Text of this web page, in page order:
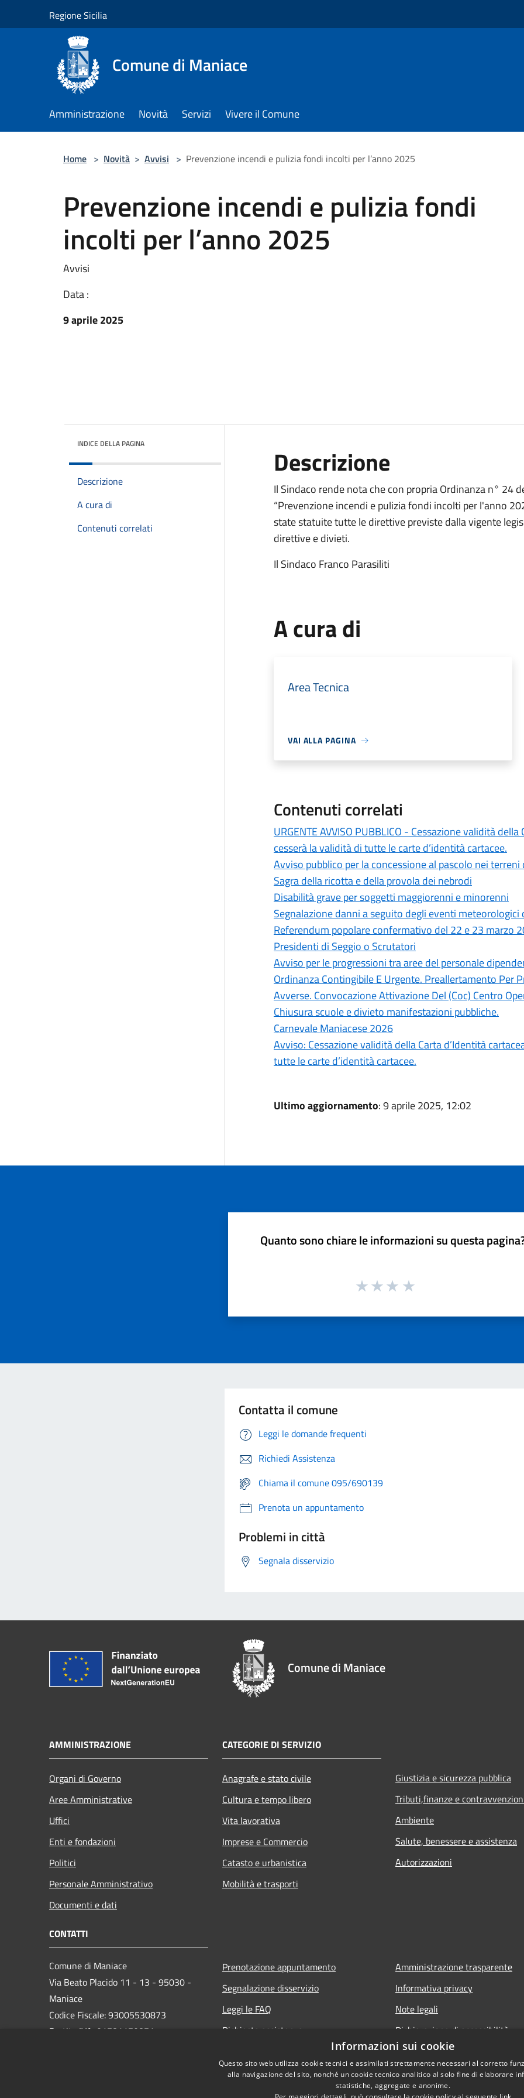
Regione Sicilia
Comune di Maniace
Amministrazione Novità Servizi Vivere il Comune
Home > Novità > Avvisi > Prevenzione incendi e pulizia fondi incolti per l’anno 2025
Prevenzione incendi e pulizia fondi
incolti per l’anno 2025
Avvisi
Data :
9 aprile 2025
INDICE DELLA PAGINA
Descrizione
A cura di
Contenuti correlati
Descrizione
Il Sindaco rende nota che con propria Ordinanza n° 24
“Prevenzione incendi e pulizia fondi incolti per l'anno
state statuite tutte le direttive previste dalla vigente
direttive e divieti.
Il Sindaco Franco Parasiliti
A cura di
Area Tecnica
VAI ALLA PAGINA
Contenuti correlati
URGENTE AVVISO PUBBLICO - Cessazione validità
cesserà la validità di tutte le carte d’identità cartacee.
Avviso pubblico per la concessione al pascolo nei
Sagra della ricotta e della provola dei nebrodi
Disabilità grave per soggetti maggiorenni e minorenni
Segnalazione danni a seguito degli eventi
Referendum popolare confermativo del 22 e 23 marzo
Presidenti di Seggio o Scrutatori
Avviso per le progressioni tra aree del personale
Ordinanza Contingibile E Urgente. Preallertamento Per
Avverse. Convocazione Attivazione Del (Coc) Centro
Chiusura scuole e divieto manifestazioni pubbliche.
Carnevale Maniacese 2026
Avviso: Cessazione validità della Carta d’Identità
tutte le carte d’identità cartacee.
Ultimo aggiornamento: 9 aprile 2025, 12:02
Quanto sono chiare le informazioni su questa
Contatta il comune
Leggi le domande frequenti
Richiedi Assistenza
Chiama il comune 095/690139
Prenota un appuntamento
Problemi in città
Segnala disservizio
Comune di Maniace
AMMINISTRAZIONE
Organi di Governo
Aree Amministrative
Uffici
Enti e fondazioni
Politici
Personale Amministrativo
Documenti e dati
CATEGORIE DI SERVIZIO
Anagrafe e stato civile
Cultura e tempo libero
Vita lavorativa
Imprese e Commercio
Catasto e urbanistica
Mobilità e trasporti
Giustizia e sicurezza pubblica
Tributi,finanze e
Ambiente
Salute, benessere e assistenza
Autorizzazioni
CONTATTI
Comune di Maniace
Via Beato Placido 11 - 13 - 95030 -
Maniace
Codice Fiscale: 93005530873
Partita IVA: 01781170871
Prenotazione appuntamento
Segnalazione disservizio
Leggi le FAQ
Richiesta assistenza
Amministrazione trasparente
Informativa privacy
Note legali
Dichiarazione di accessibilità
Informazioni sui cookie
Questo sito web utilizza cookie tecnici e assimilati strettamente necessari al corretto
alla navigazione del sito, nonché un cookie tecnico analitico al solo fine di elaborare
statistiche, aggregate e anonime.